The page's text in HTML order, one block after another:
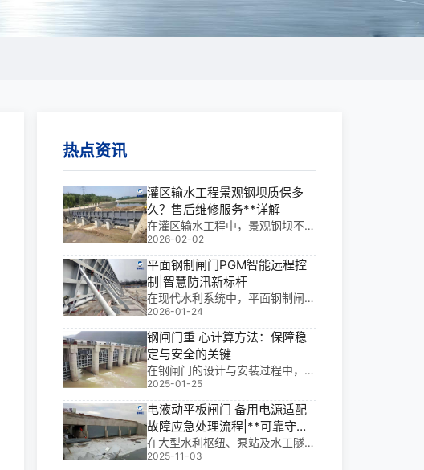
热点资讯
灌区输水工程景观钢坝质保多
久？售后维修服务**详解
在灌区输水工程中，景观钢坝不仅
是关键的水利控制设施，更承担着
生态美化与水资源调控的双重使
命。我多年**金属结构设计、生产
及现场安装经验告诉我：灌区输水
工程景观钢坝质保多久？售后维修
服务**详解，直接
2026-02-02
平面钢制闸门PGM智能远程控
制|智慧防汛新标杆
在现代水利系统中，平面钢制闸门
PGM智能远程控制已**只是“开与
关”的机械执行者，而是集感知、
决策、执行于一体的智慧**。它让
水库挡水、电站泄洪、灌溉调控和
城市防洪实现**化、可视化管理。
根据规格不同
2026-01-24
钢闸门重 心计算方法：保障稳
定与安全的关键
在钢闸门的设计与安装过程中，准
确计算其重 心至关重要，这直接
关系到钢闸门的稳定性与安全性。
而钢闸门重 心的计算方法，因形
状和结构的差异而有所不同。对于
形状规则的钢闸门，重 心计算相
对容易。但遇到形状不规则的钢闸
2025-01-25
电液动平板闸门 备用电源适配
故障应急处理流程|**可靠守护
工程命脉
在大型水利枢纽、泵站及水工隧洞
中，电液动平板闸门是控制水流的
2025-11-03